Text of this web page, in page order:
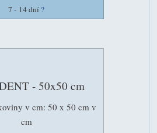
7 - 14 dní ?
- 50x50 cm
v cm: 50 x 50 cm v
cm